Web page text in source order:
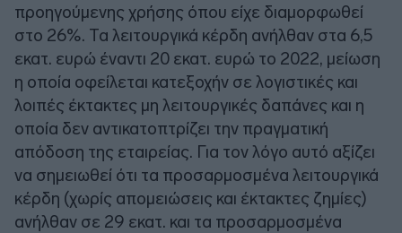
προηγούμενης χρήσης όπου είχε διαμορφωθεί
στο 26%. Τα λειτουργικά κέρδη ανήλθαν στα 6,5
εκατ. ευρώ έναντι 20 εκατ. ευρώ το 2022, μείωση
η οποία οφείλεται κατεξοχήν σε λογιστικές και
λοιπές έκτακτες μη λειτουργικές δαπάνες και η
οποία δεν αντικατοπτρίζει την πραγματική
απόδοση της εταιρείας. Για τον λόγο αυτό αξίζει
να σημειωθεί ότι τα προσαρμοσμένα λειτουργικά
κέρδη (χωρίς απομειώσεις και έκτακτες ζημίες)
ανήλθαν σε 29 εκατ. και τα προσαρμοσμένα